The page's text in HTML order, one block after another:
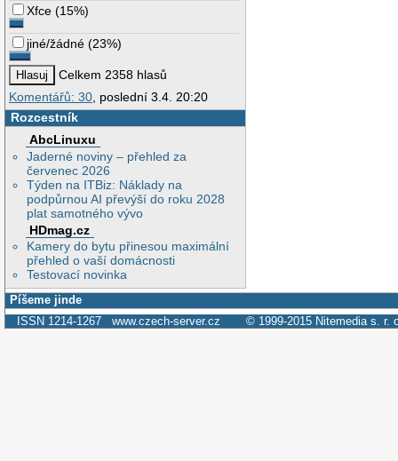
Xfce (15%)
jiné/žádné (23%)
Celkem 2358 hlasů
Komentářů: 30, poslední 3.4. 20:20
Rozcestník
AbcLinuxu
Jaderné noviny – přehled za
červenec 2026
Týden na ITBiz: Náklady na
podpůrnou AI převýší do roku 2028
plat samotného vývo
HDmag.cz
Kamery do bytu přinesou maximální
přehled o vaší domácnosti
Testovací novinka
Píšeme jinde
ISSN 1214-1267 www.czech-server.cz © 1999-2015 Nitemedia s. r.